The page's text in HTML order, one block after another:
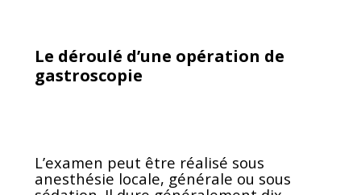
Le déroulé d’une opération de
gastroscopie
L’examen peut être réalisé sous
anesthésie locale, générale ou sous